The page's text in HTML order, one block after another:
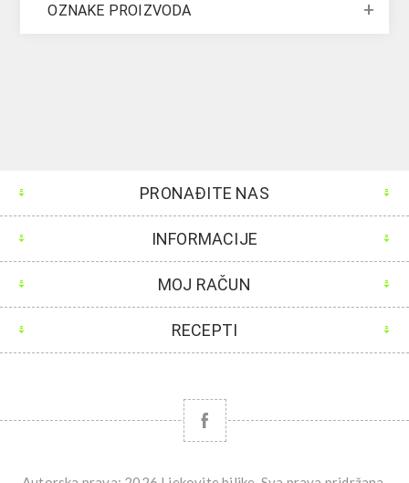
OZNAKE PROIZVODA
PRONAĐITE NAS
INFORMACIJE
MOJ RAČUN
RECEPTI